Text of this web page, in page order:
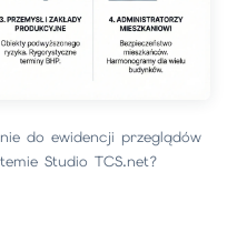
do ewidencji przeglądów
Studio TCS.net?